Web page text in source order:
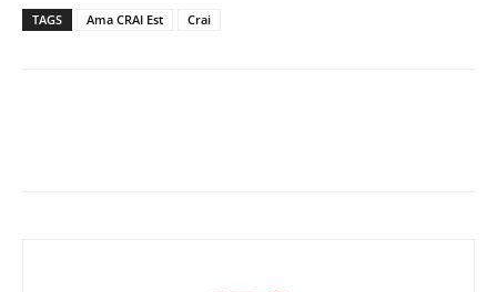
TAGS Ama CRAI Est Crai